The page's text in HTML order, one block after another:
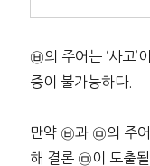
㉥의 주어는 ‘사고’
증이 불가능하다.
만약 ㉥과 ㉤의 주
해 결론 ㉤이 도출